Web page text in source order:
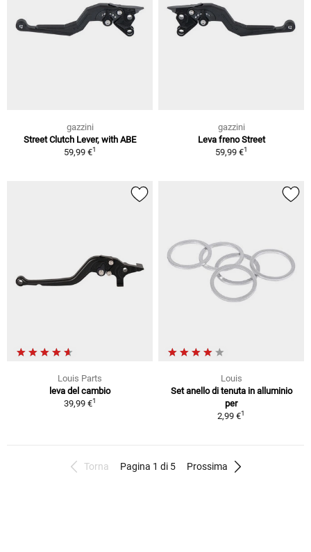
gazzini
Street Clutch Lever, with ABE
59,99 €1
gazzini
Leva freno Street
59,99 €1
Louis Parts
leva del cambio
39,99 €1
Louis
Set anello di tenuta in alluminio
per
2,99 €1
Torna Pagina 1 di 5 Prossima